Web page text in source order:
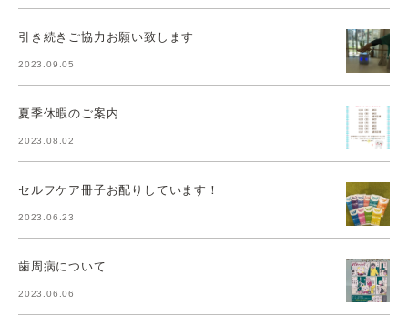
引き続きご協力お願い致します
2023.09.05
夏季休暇のご案内
2023.08.02
セルフケア冊子お配りしています！
2023.06.23
歯周病について
2023.06.06